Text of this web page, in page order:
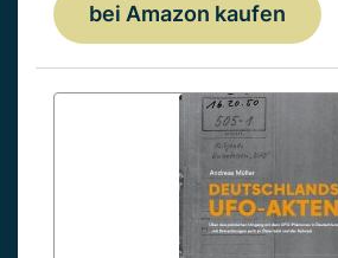
bei Amazon kaufen